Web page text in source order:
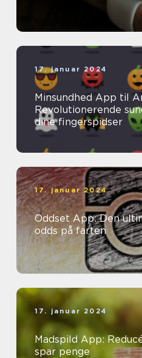
17. januar 2024
Minsundhed App til
Revolutionerende
dine fingerspidser
17. januar 2024
Oddset App: Den
odds på farten
17. januar 2024
Madspild App:
spar penge